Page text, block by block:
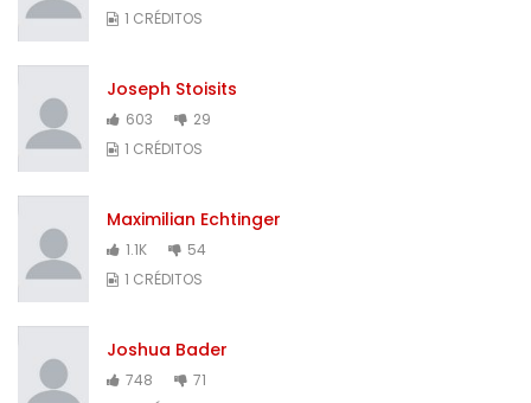
1 CRÉDITOS
Joseph Stoisits
603
29
1 CRÉDITOS
Maximilian Echtinger
1.1K
54
1 CRÉDITOS
Joshua Bader
748
71